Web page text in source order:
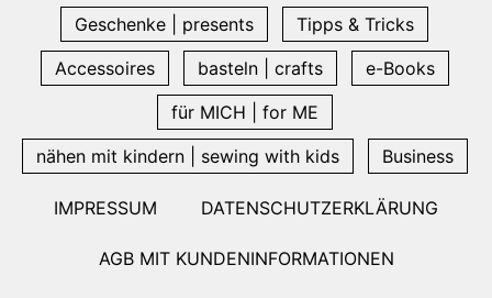
Geschenke | presents
Tipps & Tricks
Accessoires
basteln | crafts
e-Books
für MICH | for ME
nähen mit kindern | sewing with kids
Business
IMPRESSUM DATENSCHUTZERKLÄRUNG
AGB MIT KUNDENINFORMATIONEN